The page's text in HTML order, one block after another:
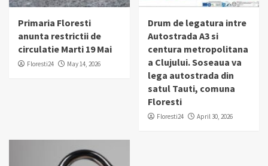
Primaria Floresti
anunta restrictii de
circulatie Marti 19 Mai
Floresti24 May 14, 2026
Drum de legatura intre
Autostrada A3 si
centura metropolitana
a Clujului. Soseaua va
lega autostrada din
satul Tauti, comuna
Floresti
Floresti24 April 30, 2026